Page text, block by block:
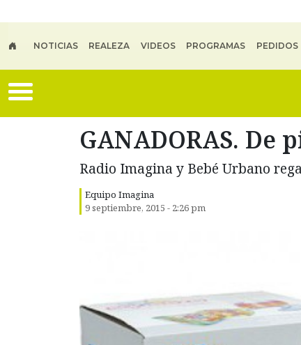
NOTICIAS REALEZA VIDEOS PROGRAMAS PEDIDOS
GANADORAS. De
Radio Imagina y Bebé Urbano
Equipo Imagina
9 septiembre, 2015 - 2:26 pm